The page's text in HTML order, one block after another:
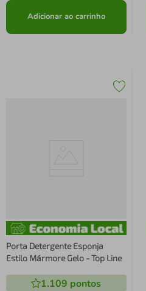
Adicionar ao carrinho
Porta Detergente Esponja
Estilo Mármore Gelo - Top Line
1.109 pontos